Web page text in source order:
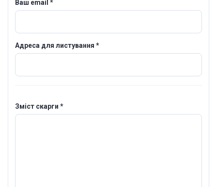
Ваш email *
Адреса для листування *
Зміст скарги *